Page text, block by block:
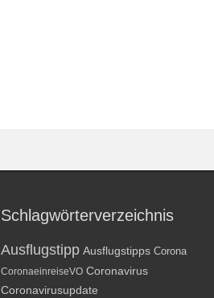
Schlagwörterverzeichnis
Ausflugstipp Ausflugstipps Corona
CoronaeinreiseVO Coronavirus
Coronavirusupdate